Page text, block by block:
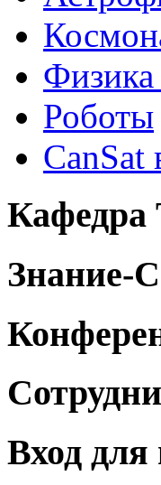
Физика
Роботы
CanSat
Кафедра
Знание-
Вход для